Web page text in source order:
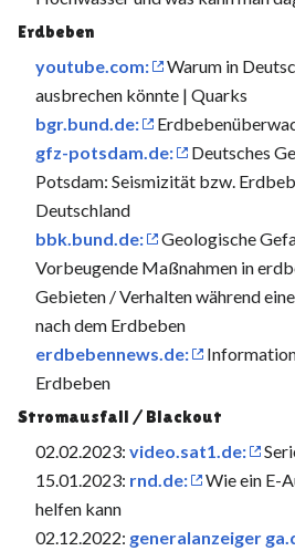
Erdbeben
youtube.com:
Warum in
ausbrechen könnte | Quarks
bgr.bund.de:
gfz-potsdam.de:
Deutsches
Potsdam: Seismizität bzw.
Deutschland
bbk.bund.de:
Geologische
Vorbeugende Maßnahmen in
Gebieten / Verhalten während
nach dem Erdbeben
erdbebennews.de:
Erdbeben
Stromausfall / Blackout
02.02.2023: video.sat1.de:
15.01.2023: rnd.de:
Wie ein E-
helfen kann
02.12.2022: generalanzeiger